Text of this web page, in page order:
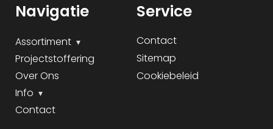
Navigatie
Assortiment
Projectstoffering
Over Ons
Info
Contact
Service
Contact
Sitemap
Cookiebeleid